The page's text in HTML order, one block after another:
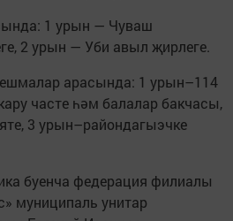
1 урын — Чуваш
2 урын — Уби авыл җирлеге.
арасында: 1 урын–114
часте һәм балалар бакчасы,
3 урын–райондагыэчке
буенча федерация филиалы
муниципаль унитар